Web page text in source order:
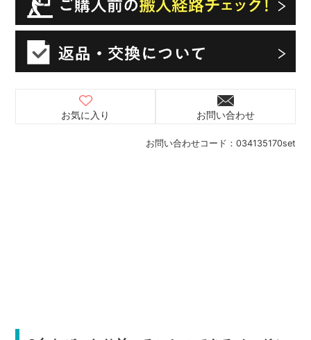
お問い合わせコード： 034135170set
お気に入り お問い合わせ